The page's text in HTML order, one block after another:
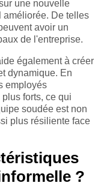
une nouvelle
améliorée. De telles
avoir un
de l'entreprise.
également à créer
dynamique. En
employés
forts, ce qui
soudée est non
plus résiliente face
?